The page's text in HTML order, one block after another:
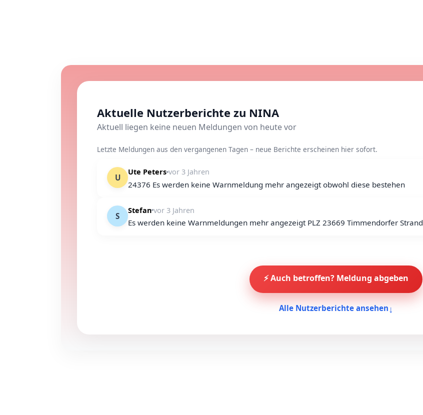
Aktuelle Nutzerberichte zu NINA
Aktuell liegen keine neuen Meldungen von heute vor
Letzte Meldungen aus den vergangenen Tagen – neue Berichte erscheinen hier sofort.
U
Ute Peters vor 3 Jahren
24376 Es werden keine Warnmeldung mehr angezeigt obwohl diese bestehen
S
Stefan vor 3 Jahren
Es werden keine Warnmeldungen mehr angezeigt PLZ 23669 Timmendorfer Strand
⚡ Auch betroffen? Meldung abgeben
Alle Nutzerberichte ansehen↓